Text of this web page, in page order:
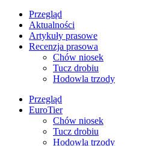
Przegląd
Aktualności
Artykuły prasowe
Recenzja prasowa
Chów niosek
Tucz drobiu
Hodowla trzody
Przegląd
EuroTier
Chów niosek
Tucz drobiu
Hodowla trzody